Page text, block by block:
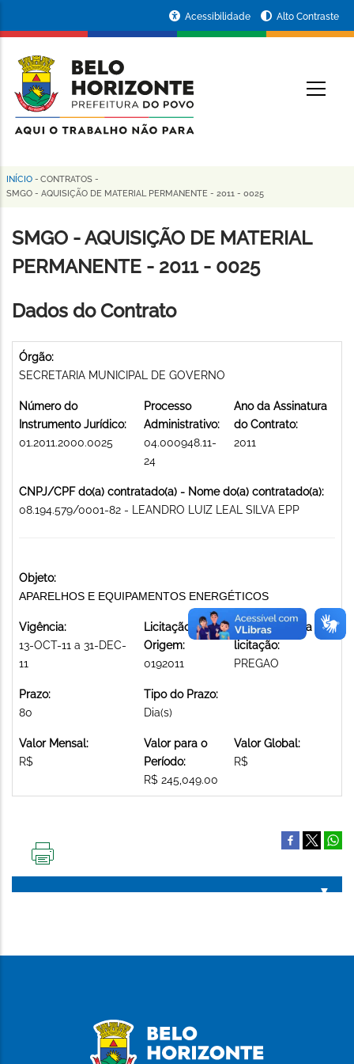
conteúdo
principal
da
Prefeitura
de
Horizonte
Acessibilidade Alto Contraste
Trilha
navegação
INÍCIO - CONTRATOS -
SMGO - AQUISIÇÃO DE MATERIAL PERMANENTE - 2011 - 0025
SMGO - AQUISIÇÃO DE MATERIAL
PERMANENTE - 2011 - 0025
Dados do Contrato
Órgão:
SECRETARIA MUNICIPAL DE GOVERNO
Número do
Instrumento Jurídico:
01.2011.2000.0025
Processo
Administrativo:
04.000948.11-
24
Ano da Assinatura
do Contrato:
2011
CNPJ/CPF do(a) contratado(a) - Nome do(a) contratado(a):
08.194.579/0001-82 - LEANDRO LUIZ LEAL SILVA EPP
Objeto:
APARELHOS E EQUIPAMENTOS ENERGÉTICOS
Vigência:
13-OCT-11 a 31-DEC-
11
Licitação de
Origem:
0192011
Modalidade da
licitação:
PREGAO
Prazo:
80
Tipo do Prazo:
Dia(s)
Valor Mensal:
R$
Valor para o
Período:
R$ 245,049.00
Valor Global:
R$
PÁGINA